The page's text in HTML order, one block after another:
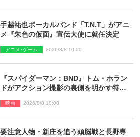
手越祐也ボーカルバンド「T.N.T」がアニ
メ『朱色の仮面』宣伝大使に就任決定
アニメ･ゲーム 2026/8/8 10:00
『スパイダーマン：BND』トム・ホラン
ドがアクション撮影の裏側を明かす特別
映画 2026/8/8 10:00
要注意人物・新庄を追う頭脳戦と長野専